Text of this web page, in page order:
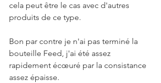
cela peut être le cas avec d'autres
produits de ce type.
Bon par contre je n'ai pas terminé la
bouteille Feed, j'ai été assez
rapidement écœuré par la consistance
assez épaisse.